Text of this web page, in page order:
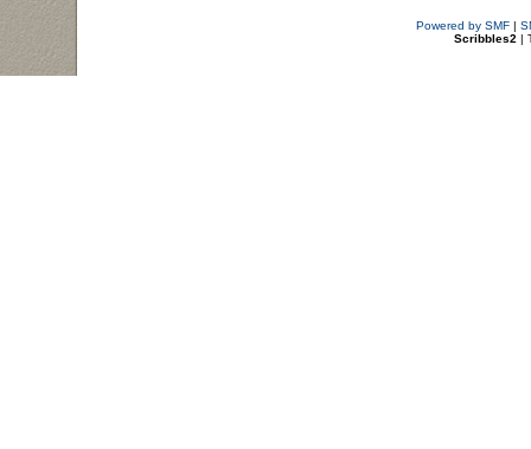
Powered by SMF|
Scribbles2 |